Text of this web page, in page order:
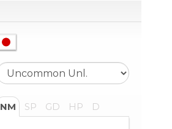
NM SP GD HP D